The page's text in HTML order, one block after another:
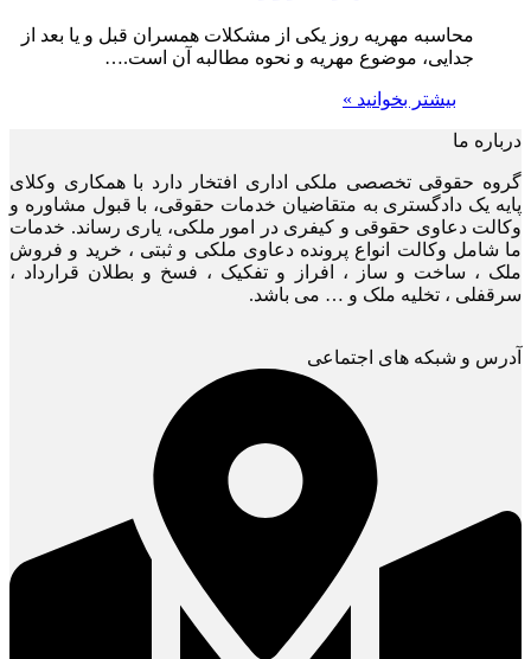
محاسبه مهریه روز یکی از مشکلات همسران قبل و یا بعد از
جدایی، موضوع مهریه و نحوه مطالبه آن است.…
بیشتر بخوانید »
درباره ما
گروه حقوقی تخصصی ملکی اداری افتخار دارد با همکاری وکلای
پایه یک دادگستری به متقاضیان خدمات حقوقی، با قبول مشاوره و
وکالت دعاوی حقوقی و کیفری در امور ملکی، یاری رساند. خدمات
ما شامل وکالت انواع پرونده دعاوی ملکی و ثبتی ، خرید و فروش
ملک ، ساخت و ساز ، افراز و تفکیک ، فسخ و بطلان قرارداد ،
سرقفلی ، تخلیه ملک و … می باشد.
آدرس و شبکه های اجتماعی